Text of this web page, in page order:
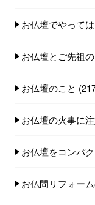
お仏壇でやって
お仏壇とご先祖
お仏壇のこと
お仏壇の火事に
お仏壇をコンパ
お仏間リフォー